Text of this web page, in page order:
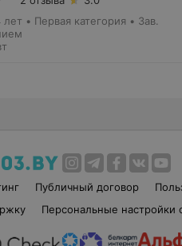
лет • Первая категория • Зав.
Публичный договор
Персональные настройки